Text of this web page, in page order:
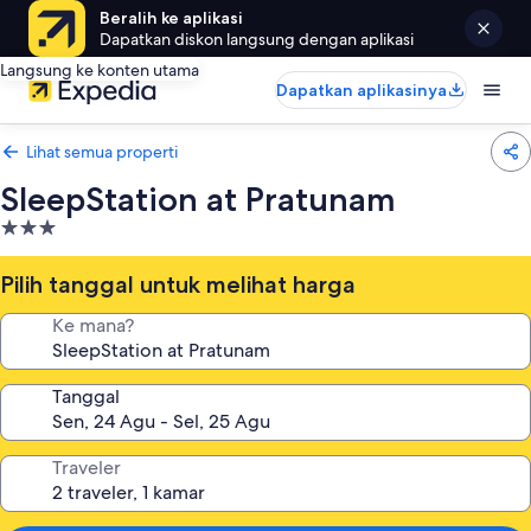
Beralih ke aplikasi
Dapatkan diskon langsung dengan aplikasi
Langsung ke konten utama
Dapatkan aplikasinya
Lihat semua properti
SleepStation at Pratunam
Properti
bintang
3.0
Pilih tanggal untuk melihat harga
Ke mana?
Tanggal
Traveler